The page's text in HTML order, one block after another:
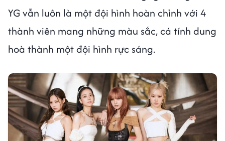
YG vẫn luôn là một đội hình hoàn chỉnh với 4
thành viên mang những màu sắc, cá tính dung
hoà thành một đội hình rực sáng.